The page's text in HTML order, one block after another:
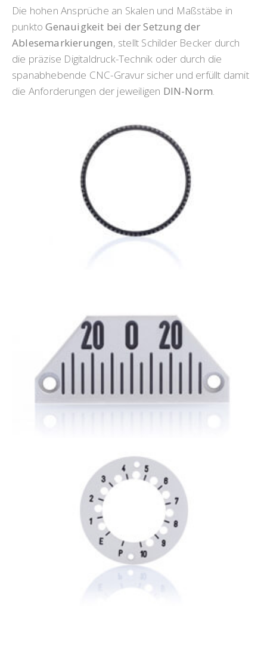
Die hohen Ansprüche an Skalen und Maßstäbe in
punktoGenauigkeit bei der Setzung der
Ablesemarkierungen, stellt Schilder Becker durch
die präzise Digitaldruck-Technik oder durch die
spanabhebende CNC-Gravur sicher und erfüllt damit
die Anforderungen der jeweiligen DIN-Norm.